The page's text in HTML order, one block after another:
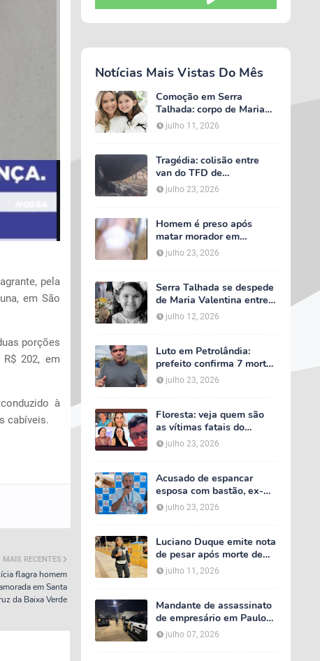
pela
em São
porções
202, em
à
cabíveis.
MAIS RECENTES
flagra homem
em Santa
da Baixa Verde
Notícias Mais Vistas Do Mês
Comoção em Serra
Talhada: corpo de Maria
Valentina é liberado e
velório começa às 5h
julho 11, 2026
Tragédia: colisão entre
van do TFD de
Petrolândia e caminhão
deixa sete mortos em
julho 23, 2026
Homem é preso após
matar morador em
situação de rua e espalhar
sal sobre o corpo em
julho 23, 2026
Serra Talhada se despede
de Maria Valentina entre
lágrimas, louvores e uma
multidão que caminhou ao
julho 12, 2026
Luto em Petrolândia:
prefeito confirma 7 mortes
e 4 feridos em tragédia
com van do TFD e decreta
julho 23, 2026
Floresta: veja quem são
as vítimas fatais do
acidente entre van do TFD
e caminhão na PE-360
julho 23, 2026
Acusado de espancar
esposa com bastão, ex-
secretário de Calumbi
será julgado por tentativa
julho 23, 2026
Luciano Duque emite nota
de pesar após morte de
Maria Valentina; Márcia
Conrado decreta luto
Serra Talhada
julho 11, 2026
Mandante de assassinato
de empresário em Paulo
Afonso é preso em Serra
Talhada; suspeito
julho 07, 2026